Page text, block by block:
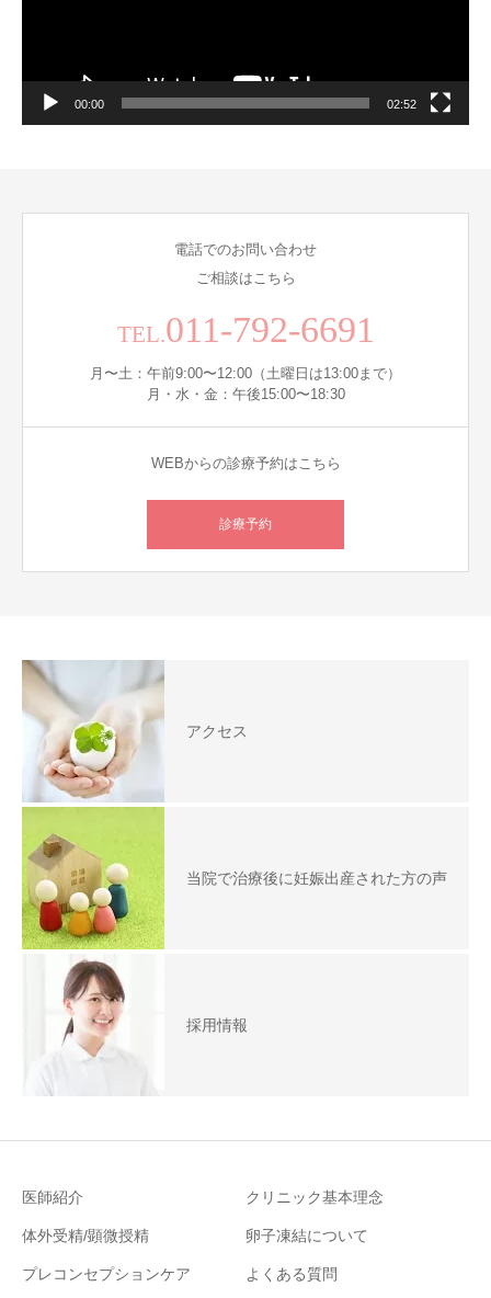
00:00 02:52
電話でのお問い合わせ
ご相談はこちら
TEL.011-792-6691
月〜土：午前9:00〜12:00（土曜日は13:00まで）
月・水・金：午後15:00〜18:30
WEBからの診療予約はこちら
診療予約
アクセス
当院で治療後に妊娠出産された方の声
採用情報
医師紹介 クリニック基本理念
体外受精/顕微授精 卵子凍結について
プレコンセプションケア よくある質問